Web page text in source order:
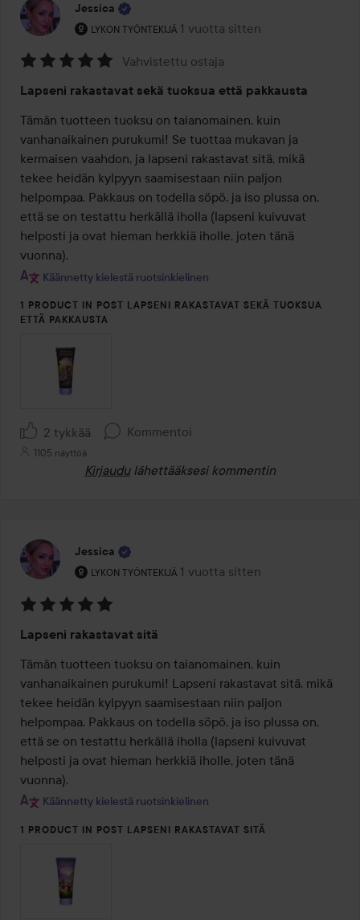
Jessica
LYKON TYÖNTEKIJÄ
Käyttäjän rooli: Lykon työntekijä.
1 vuotta sitten
Viesti luotiin 1 vuotta sitten
5
/
5
Vahvistettu ostaja
Lapseni rakastavat sekä tuoksua että pakkausta
Tämän tuotteen tuoksu on taianomainen, kuin
vanhanaikainen purukumi! Se tuottaa mukavan ja
kermaisen vaahdon, ja lapseni rakastavat sitä, mikä
tekee heidän kylpyyn saamisestaan niin paljon
helpompaa. Pakkaus on todella söpö, ja iso plussa on,
että se on testattu herkällä iholla (lapseni kuivuvat
helposti ja ovat hieman herkkiä iholle, joten tänä
vuonna).
Käännetty kielestä ruotsinkielinen
1 PRODUCT IN POST LAPSENI RAKASTAVAT SEKÄ TUOKSUA
ETTÄ PAKKAUSTA
2 tykkää Kommentoi
1105 näyttöä
Kirjaudu lähettääksesi kommentin
Jessica
LYKON TYÖNTEKIJÄ
Käyttäjän rooli: Lykon työntekijä.
1 vuotta sitten
Viesti luotiin 1 vuotta sitten
5
/
5
Lapseni rakastavat sitä
Tämän tuotteen tuoksu on taianomainen, kuin
vanhanaikainen purukumi! Lapseni rakastavat sitä, mikä
tekee heidän kylpyyn saamisestaan niin paljon
helpompaa. Pakkaus on todella söpö, ja iso plussa on,
että se on testattu herkällä iholla (lapseni kuivuvat
helposti ja ovat hieman herkkiä iholle, joten tänä
vuonna).
Käännetty kielestä ruotsinkielinen
1 PRODUCT IN POST LAPSENI RAKASTAVAT SITÄ